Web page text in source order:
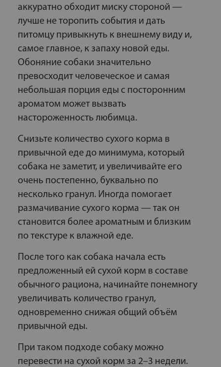
аккуратно обходит миску стороной —
лучше не торопить события и дать
питомцу привыкнуть к внешнему виду и,
самое главное, к запаху новой еды.
Обоняние собаки значительно
превосходит человеческое и самая
небольшая порция еды с посторонним
ароматом может вызвать
настороженность любимца.
Снизьте количество сухого корма в
привычной еде до минимума, который
собака не заметит, и увеличивайте его
очень постепенно, буквально по
несколько гранул. Иногда помогает
размачивание сухого корма — так он
становится более ароматным и близким
по текстуре к влажной еде.
После того как собака начала есть
предложенный ей сухой корм в составе
обычного рациона, начинайте понемногу
увеличивать количество гранул,
одновременно снижая общий объём
привычной еды.
При таком подходе собаку можно
перевести на сухой корм за 2–3 недели.